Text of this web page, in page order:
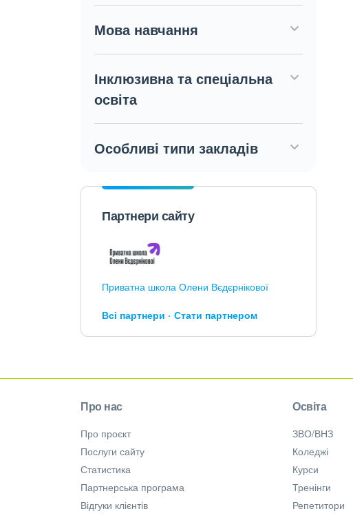
Мова навчання
Інклюзивна та спеціальна
освіта
Особливі типи закладів
Партнери сайту
Приватна школа Олени Вєдєрнікової
Всі партнери Стати партнером
Про нас
Про проєкт
Послуги сайту
Статистика
Партнерська програма
Відгуки клієнтів
Освіта
ЗВО/ВНЗ
Коледжі
Курси
Тренінги
Репетитори